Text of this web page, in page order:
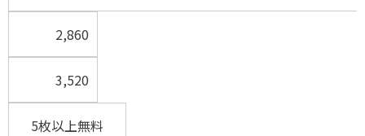
2,860
3,520
5枚以上無料